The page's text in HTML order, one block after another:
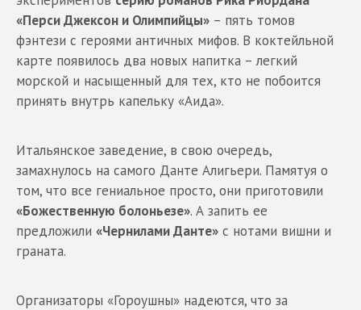
«Перси Джексон и Олимпийцы» – пять томов
фэнтези с героями античных мифов. В коктейльной
карте появилось два новых напитка – легкий
морской и насыщенный для тех, кто не побоится
принять внутрь капельку «Аида».
Итальянское заведение, в свою очередь,
замахнулось на самого Данте Алигьери. Памятуя о
том, что все гениальное просто, они приготовили
«Божественную болоньезе». А запить ее
предложили «Чернилами Данте» с нотами вишни и
граната.
Организаторы «Гороушны» надеются, что за